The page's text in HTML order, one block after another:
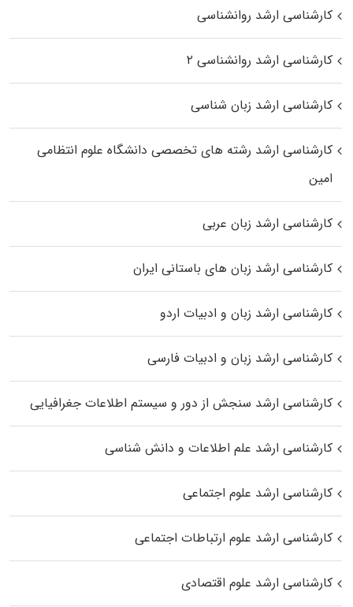
کارشناسی ارشد روانشناسی
کارشناسی ارشد روانشناسی ۲
کارشناسی ارشد زبان شناسی
کارشناسی ارشد رﺷﺘﻪ ﻫﺎی تخصصی داﻧﺸﮕﺎه ﻋﻠﻮم انتظامی
اﻣﻴﻦ
کارشناسی ارشد زبان عربی
کارشناسی ارشد زبان‌ های باستانی ایران
کارشناسی ارشد زبان و ادبیات اردو
کارشناسی ارشد زبان و ادبیات فارسی
کارشناسی ارشد سنجش از دور و سیستم اطلاعات جغرافیایی
کارشناسی ارشد علم اطلاعات و دانش شناسی
کارشناسی ارشد علوم اجتماعی
کارشناسی ارشد علوم ارتباطات اجتماعی
کارشناسی ارشد علوم اقتصادی